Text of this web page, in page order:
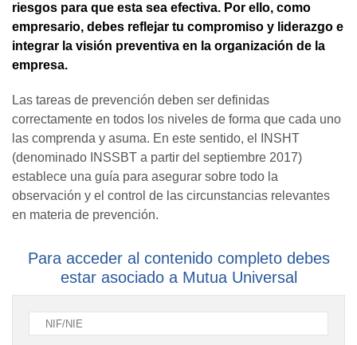
riesgos para que esta sea efectiva. Por ello, como
empresario, debes reflejar tu compromiso y liderazgo e
integrar la visión preventiva en la organización de la
empresa.
Las tareas de prevención deben ser definidas
correctamente en todos los niveles de forma que cada uno
las comprenda y asuma. En este sentido, el INSHT
(denominado INSSBT a partir del septiembre 2017)
establece una guía para asegurar sobre todo la
observación y el control de las circunstancias relevantes
en materia de prevención.
Para acceder al contenido completo debes
estar asociado a Mutua Universal